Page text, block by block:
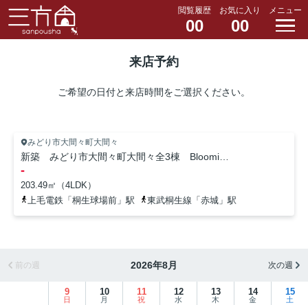
閲覧履歴
00
お気に入り
00
メニュー
来店予約
ご希望の日付と来店時間をご選択ください。
みどり市大間々町大間々
新築 みどり市大間々町大間々全3棟 Blooming Garden 2号棟
-
203.49㎡（4LDK）
上毛電鉄「桐生球場前」駅
東武桐生線「赤城」駅
前の週 2026年8月 次の週
9
日
10
月
11
祝
12
水
13
木
14
金
15
土